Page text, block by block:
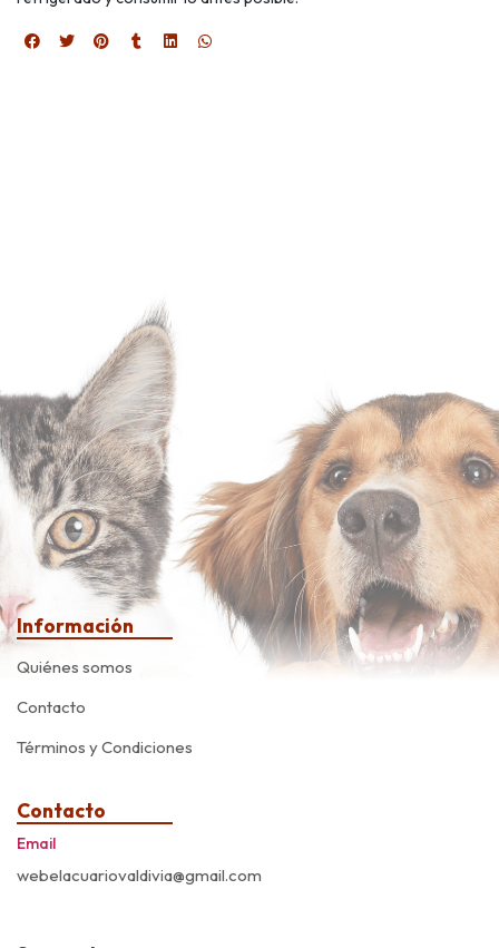
Información
Quiénes somos
Contacto
Términos y Condiciones
Contacto
Email
webelacuariovaldivia@gmail.com